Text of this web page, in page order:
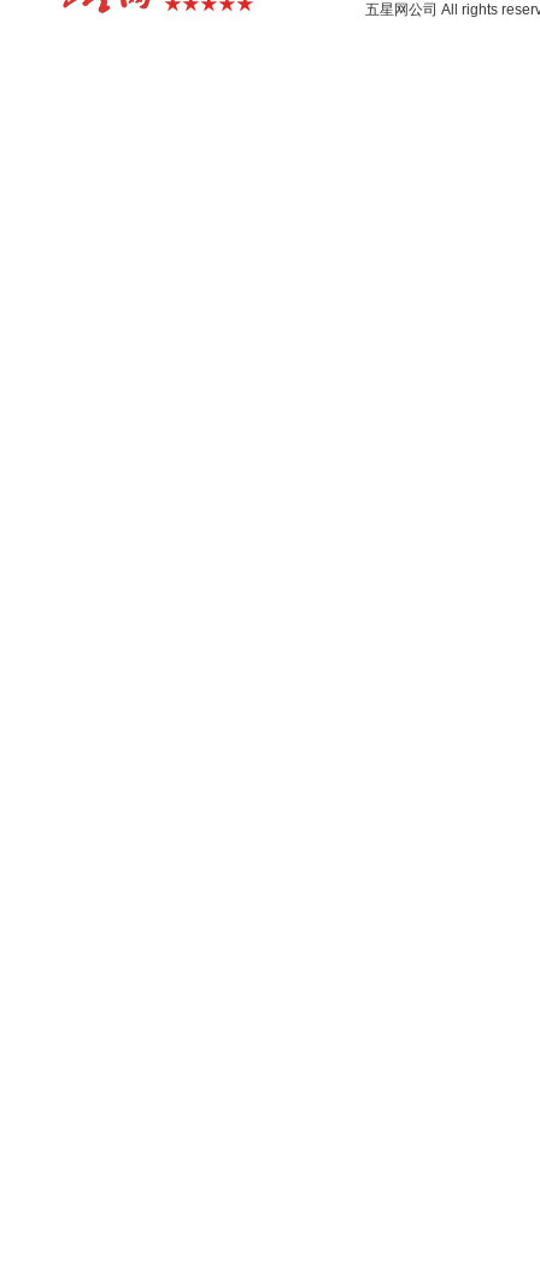
五星网公司 All rights